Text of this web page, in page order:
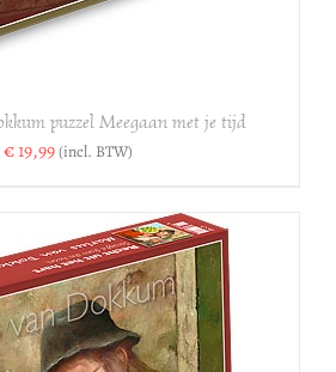
puzzel Meegaan met je tijd
€19,99(incl. BTW)